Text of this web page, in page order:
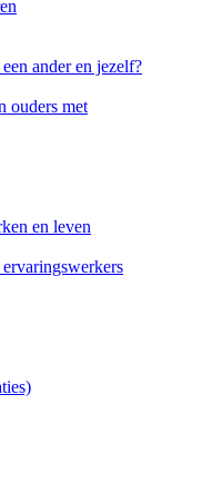
ander en jezelf?
ouders met
en leven